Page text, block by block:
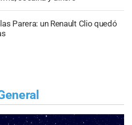
Parera: un Renault Clio quedó